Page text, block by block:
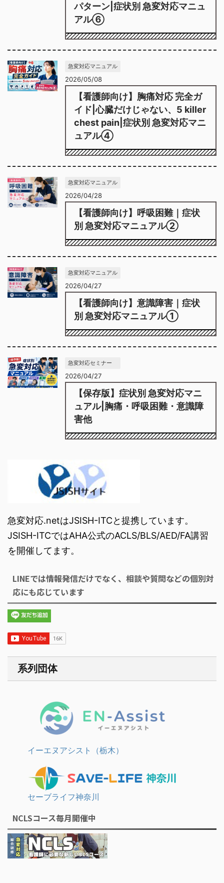
パターン|症状別 急変対応マニュ
アル⑥
急変対応マニュアル
2026/05/08
【看護師向け】胸痛対応 完全ガ
イド|心臓だけじゃない、5 killer
chest pain|症状別 急変対応マニ
ュアル④
急変対応マニュアル
2026/04/28
【看護師向け】呼吸困難｜症状
別 急変対応マニュアル②
急変対応マニュアル
2026/04/27
【看護師向け】意識障害｜症状
別 急変対応マニュアル①
急変対応セミナー
2026/04/27
【保存版】症状別 急変対応マニ
ュアル|胸痛・呼吸困難・意識障
害他
急変対応.netはJSISH-ITCと提携しています。
JSISH-ITCではAHA公式のACLS/BLS/AED/FA講習
を開催してます。
LINEでは情報発信だけでなく、相談や質問などの個別対
応にも応じています
系列団体
イーエヌアシスト（栃木）
セーブライフ神奈川
NCLSコース毎月開催中